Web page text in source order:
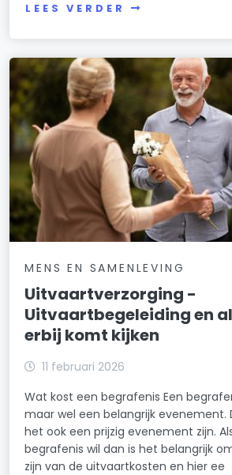
LEES VERDER
MENS EN SAMENLEVING
Uitvaartverzorging -
Uitvaartbegeleiding en
erbij komt kijken
11 februari 2026
Wat kost een begrafenis Een
maar wel een belangrijk evenement.
het ook een prijzig evenement zijn.
begrafenis wil dan is het belangrijk
zijn van de uitvaartkosten en hier ee